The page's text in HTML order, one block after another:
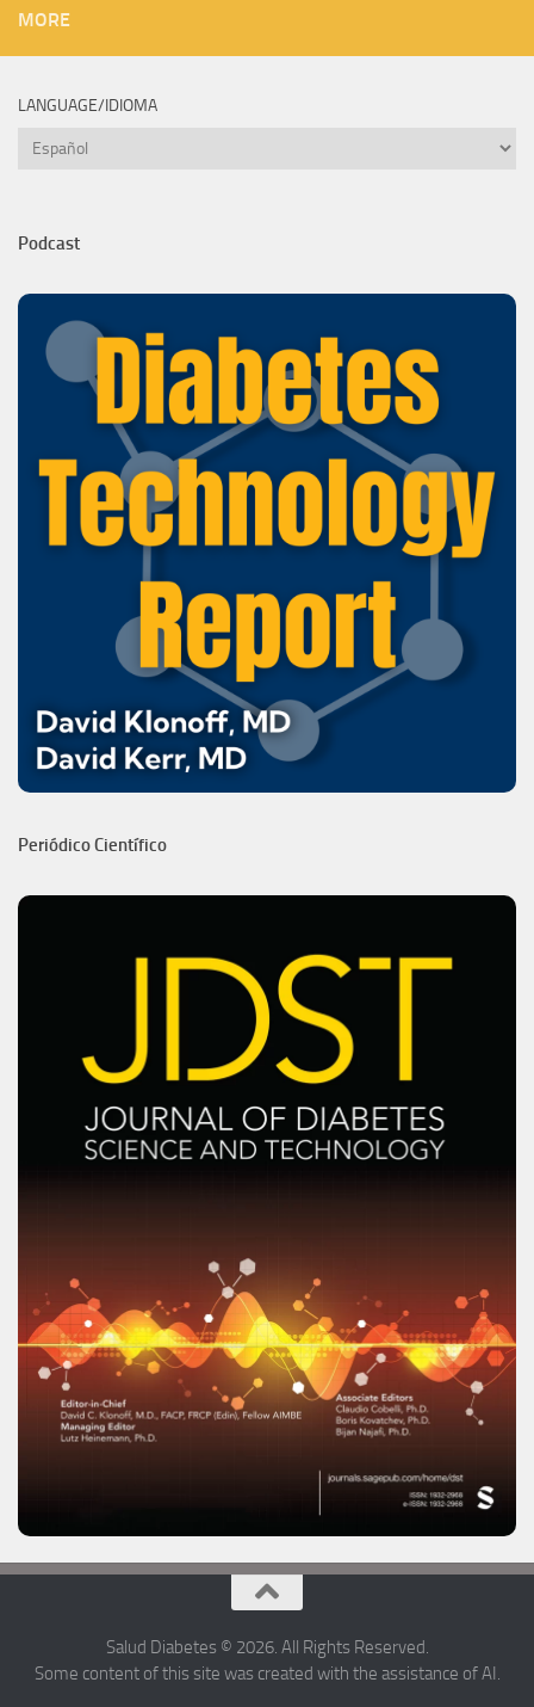
MORE
LANGUAGE/IDIOMA
Language/Idioma
Podcast
Salud Diabetes © 2026. All Rights Reserved.
Some content of this site was created with the assistance of AI.